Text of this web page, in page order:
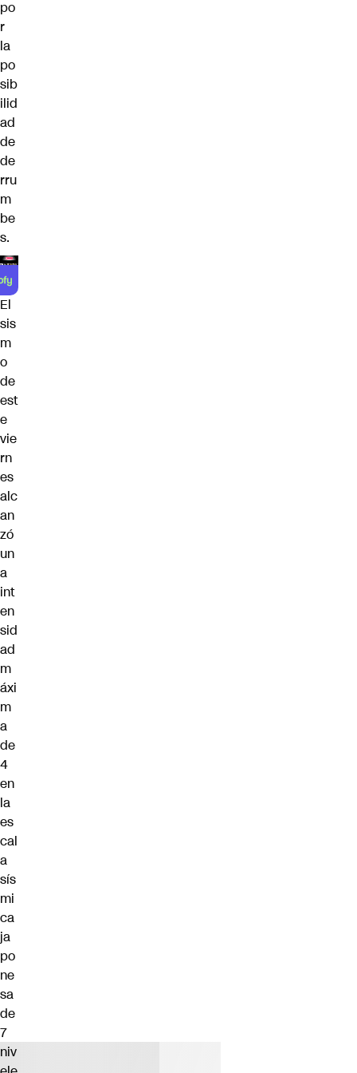
po
r
la
po
sib
ilid
ad
de
de
rru
m
be
s.
El
sis
m
o
de
est
e
vie
rn
es
alc
an
zó
un
a
int
en
sid
ad
m
áxi
m
a
de
4
en
la
es
cal
a
sís
mi
ca
ja
po
ne
sa
de
7
niv